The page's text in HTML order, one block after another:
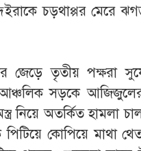
চড়থাপ্পর মেরে
জেড়ে তৃতীয় পক্ষরা
সড়কে
নিয়ে অতর্কিত হামলা
কোপিয়ে মাথা